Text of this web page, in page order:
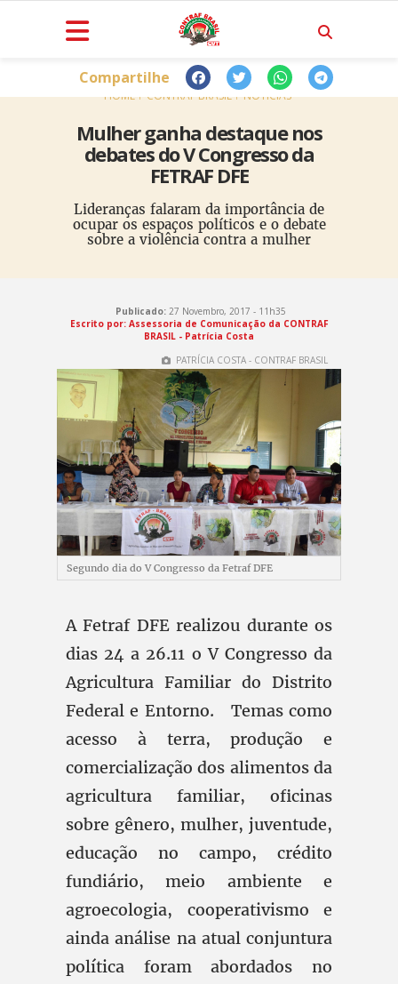
HOME CONTRAF BRASIL NOTÍCIAS
Mulher ganha destaque nos
debates do V Congresso da
FETRAF DFE
Lideranças falaram da importância de
ocupar os espaços políticos e o debate
sobre a violência contra a mulher
Compartilhe
Publicado:27 Novembro, 2017 - 11h35
Escrito por: Assessoria de Comunicação da CONTRAF
BRASIL - Patrícia Costa
PATRÍCIA COSTA - CONTRAF BRASIL
Segundo dia do V Congresso da Fetraf DFE
A Fetraf DFE realizou durante os
dias 24 a 26.11 o V Congresso da
Agricultura Familiar do Distrito
Federal e Entorno. Temas como
acesso à terra, produção e
comercialização dos alimentos da
agricultura familiar, oficinas
sobre gênero, mulher, juventude,
educação no campo, crédito
fundiário, meio ambiente e
agroecologia, cooperativismo e
ainda análise na atual conjuntura
política foram abordados no